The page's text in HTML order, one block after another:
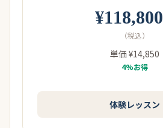
¥118,800
（税込）
単価 ¥14,850
4%お得
体験レッスン